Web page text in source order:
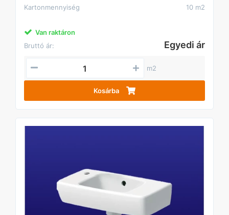
Kartonmennyiség
10 m2
Van raktáron
Bruttó ár:
Egyedi ár
m2
Kosárba